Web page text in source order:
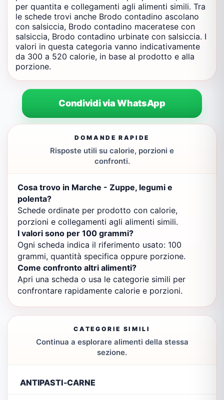
per quantita e collegamenti agli alimenti simili. Tra
le schede trovi anche Brodo contadino ascolano
con salsiccia, Brodo contadino maceratese con
salsiccia, Brodo contadino urbinate con salsiccia. I
valori in questa categoria vanno indicativamente
da 300 a 520 calorie, in base al prodotto e alla
porzione.
Condividi via WhatsApp
DOMANDE RAPIDE
Risposte utili su calorie, porzioni e
confronti.
Cosa trovo in Marche - Zuppe, legumi e
polenta?
Schede ordinate per prodotto con calorie,
porzioni e collegamenti agli alimenti simili.
I valori sono per 100 grammi?
Ogni scheda indica il riferimento usato: 100
grammi, quantità specifica oppure porzione.
Come confronto altri alimenti?
Apri una scheda o usa le categorie simili per
confrontare rapidamente calorie e porzioni.
CATEGORIE SIMILI
Continua a esplorare alimenti della stessa
sezione.
ANTIPASTI-CARNE